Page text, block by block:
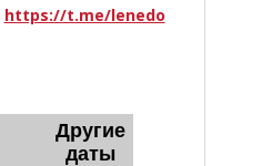
https://t.me/lenedo
Другие
даты